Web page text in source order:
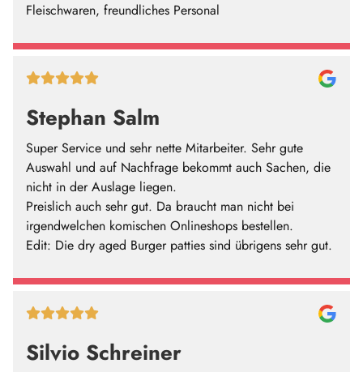
Fleischwaren, freundliches Personal
Stephan Salm
Super Service und sehr nette Mitarbeiter. Sehr gute
Auswahl und auf Nachfrage bekommt auch Sachen, die
nicht in der Auslage liegen.
Preislich auch sehr gut. Da braucht man nicht bei
irgendwelchen komischen Onlineshops bestellen.
Edit: Die dry aged Burger patties sind übrigens sehr gut.
Silvio Schreiner